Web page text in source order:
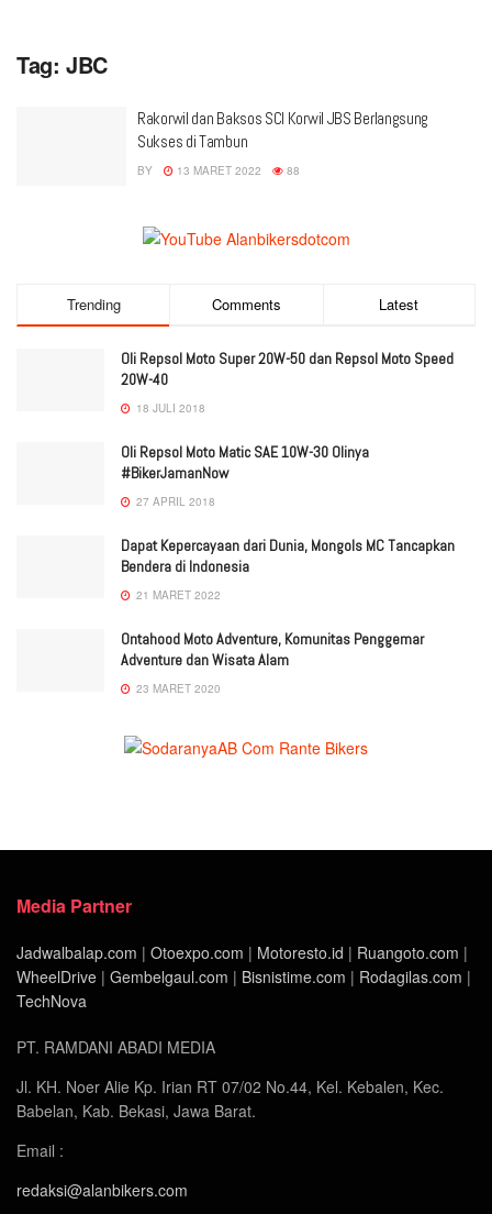
Tag: JBC
Rakorwil dan Baksos SCI Korwil JBS Berlangsung
Sukses di Tambun
BY 13 MARET 2022 88
Trending Comments Latest
Oli Repsol Moto Super 20W-50 dan Repsol Moto Speed
20W-40
18 JULI 2018
Oli Repsol Moto Matic SAE 10W-30 Olinya
#BikerJamanNow
27 APRIL 2018
Dapat Kepercayaan dari Dunia, Mongols MC Tancapkan
Bendera di Indonesia
21 MARET 2022
Ontahood Moto Adventure, Komunitas Penggemar
Adventure dan Wisata Alam
23 MARET 2020
Media Partner
Jadwalbalap.com | Otoexpo.com | Motoresto.id | Ruangoto.com |
WheelDrive | Gembelgaul.com | Bisnistime.com | Rodagilas.com |
TechNova
PT. RAMDANI ABADI MEDIA
Jl. KH. Noer Alie Kp. Irian RT 07/02 No.44, Kel. Kebalen, Kec.
Babelan, Kab. Bekasi, Jawa Barat.
Email :
redaksi@alanbikers.com